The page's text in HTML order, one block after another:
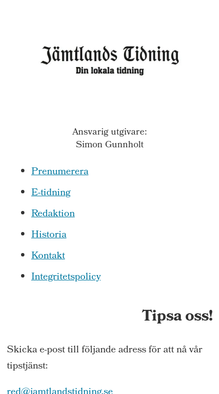
Ansvarig utgivare:
Simon Gunnholt
Prenumerera
E-tidning
Redaktion
Historia
Kontakt
Integritetspolicy
Tipsa oss!
Skicka e-post till följande adress för att nå vår
tipstjänst: